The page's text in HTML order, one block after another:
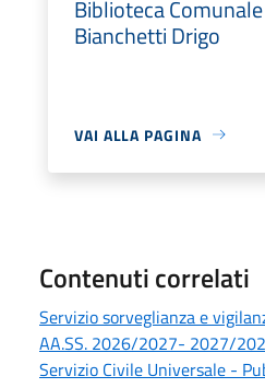
Biblioteca
Bianchetti Drigo
VAI ALLA PAGINA
Contenuti correlati
Servizio sorveglianza e
AA.SS. 2026/2027- 2027/
Servizio Civile Universale -